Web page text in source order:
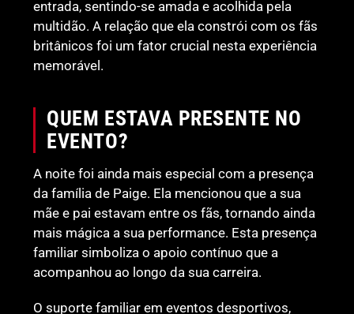
entrada, sentindo-se amada e acolhida pela
multidão. A relação que ela constrói com os fãs
britânicos foi um fator crucial nesta experiência
memorável.
QUEM ESTAVA PRESENTE NO
EVENTO?
A noite foi ainda mais especial com a presença
da família de Paige. Ela mencionou que a sua
mãe e pai estavam entre os fãs, tornando ainda
mais mágica a sua performance. Esta presença
familiar simboliza o apoio contínuo que a
acompanhou ao longo da sua carreira.
O suporte familiar em eventos desportivos,